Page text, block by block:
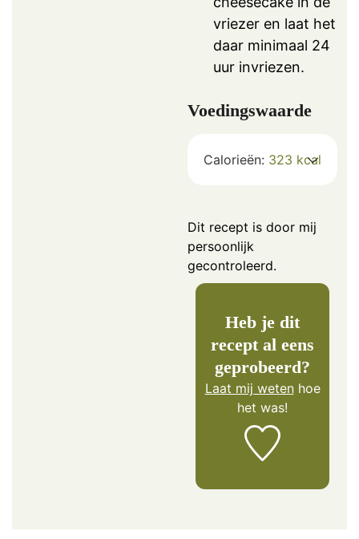
vriezer en laat het
daar minimaal 24
uur invriezen.
Voedingswaarde
Calorieën: 323 kcal
Dit recept is door mij
persoonlijk
gecontroleerd.
Heb je dit
recept al eens
geprobeerd?
Laat mij wetenhoe
het was!